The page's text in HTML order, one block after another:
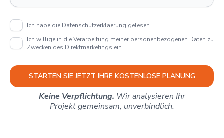
Ich habe die Datenschutzerklaerung gelesen
Ich willige in die Verarbeitung meiner personenbezogenen Daten zu
Zwecken des Direktmarketings ein
STARTEN SIE JETZT IHRE KOSTENLOSE PLANUNG
Keine Verpflichtung. Wir analysieren Ihr
Projekt gemeinsam, unverbindlich.